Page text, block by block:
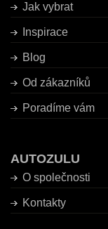
Jak vybrat
Inspirace
Blog
Od zákazníků
Poradíme vám
AUTOZULU
O společnosti
Kontakty